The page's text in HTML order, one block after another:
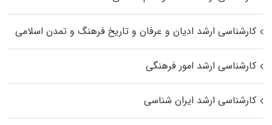
کارشناسی ارشد ادیان و عرفان و تاریخ فرهنگ و تمدن اسلامی
کارشناسی ارشد امور فرهنگی
کارشناسی ارشد ایران شناسی